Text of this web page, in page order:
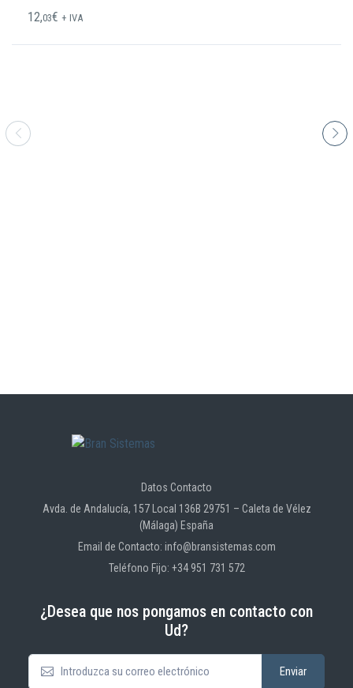
12,03€ + IVA
Datos Contacto
Avda. de Andalucía, 157 Local 136B 29751 – Caleta de Vélez
(Málaga) España
Email de Contacto: info@bransistemas.com
Teléfono Fijo: +34 951 731 572
¿Desea que nos pongamos en contacto con
Ud?